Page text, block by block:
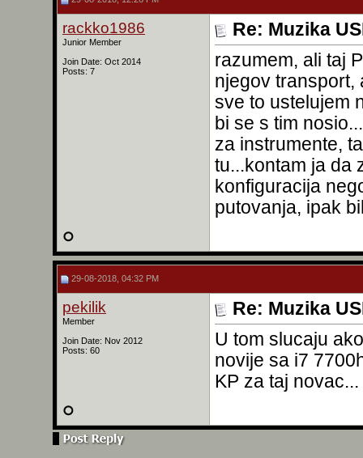
rackko1986
Junior Member
Join Date: Oct 2014
Posts: 7
Re: Muzika
razumem, ali taj
njegov transport,
sve to ustelujem
bi se s tim
za instrumente,
tu...kontam ja da
konfiguracija
putovanja, ipak
29-08-2018, 04:32 PM
pekilik
Member
Join Date: Nov 2012
Posts: 60
Re: Muzika
U tom slucaju
novije sa i7
KP za taj novac...